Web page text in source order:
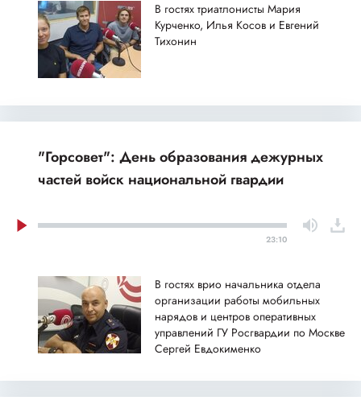
В гостях триатлонисты Мария
Курченко, Илья Косов и Евгений
Тихонин
"Горсовет": День образования дежурных
частей войск национальной гвардии
23:10
В гостях врио начальника отдела
организации работы мобильных
нарядов и центров оперативных
управлений ГУ Росгвардии по Москве
Сергей Евдокименко